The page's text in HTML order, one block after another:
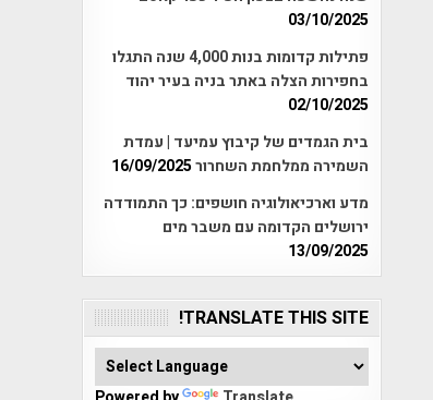
03/10/2025
פתילות קדומות בנות 4,000 שנה התגלו
בחפירות הצלה באתר בניה בעיר יהוד
02/10/2025
בית הגמדים של קיבוץ עמיעד | עמדת
השמירה ממלחמת השחרור16/09/2025
מדע וארכיאולוגיה חושפים: כך התמודדה
ירושלים הקדומה עם משבר מים
13/09/2025
TRANSLATE THIS SITE!